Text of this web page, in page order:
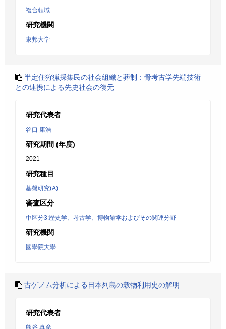
複合領域
研究機関
東邦大学
半定住狩猟採集民の社会組織と葬制：骨考古学先端技術
との連携による先史社会の復元
研究代表者
谷口 康浩
研究期間 (年度)
2021
研究種目
基盤研究(A)
審査区分
中区分3:歴史学、考古学、博物館学およびその関連分野
研究機関
國學院大學
古ゲノム分析による日本列島の穀物利用史の解明
研究代表者
熊谷 真彦